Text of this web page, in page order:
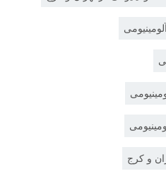
و کرج